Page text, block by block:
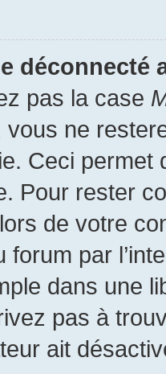
déconnecté
pas la case
ne
Ceci permet
Pour rester
de votre
par
dans une
pas à
ait